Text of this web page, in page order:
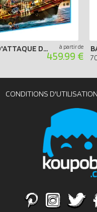
BATEAU D'ATTAQUE DES PIRATES à partir de
459.99 €
CONDITIONS D'UTILISATION